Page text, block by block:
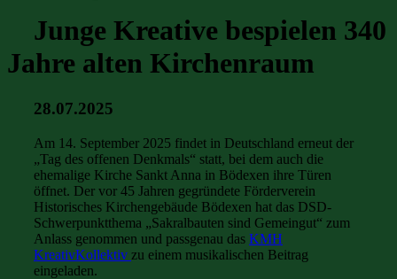
Junge Kreative bespielen 340
Jahre alten Kirchenraum
28.07.2025
Am 14. September 2025 findet in Deutschland erneut der
„Tag des offenen Denkmals“ statt, bei dem auch die
ehemalige Kirche Sankt Anna in Bödexen ihre Türen
öffnet. Der vor 45 Jahren gegründete Förderverein
Historisches Kirchengebäude Bödexen hat das DSD-
Schwerpunktthema „Sakralbauten sind Gemeingut“ zum
Anlass genommen und passgenau das KMH
KreativKollektiv zu einem musikalischen Beitrag
eingeladen.